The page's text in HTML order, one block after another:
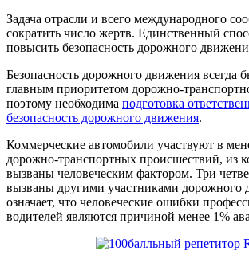
Задача отрасли и всего международного
сократить число жертв. Единственный
повысить безопасность дорожного
Безопасность дорожного движения всегда
главным приоритетом дорожно-
поэтому необходима подготовка
безопасность дорожного движения.
Коммерческие автомобили участвуют в
дорожно-транспортных происшествий, из
вызваны человеческим фактором. Три
вызваны другими участниками дорожного
означает, что человеческие ошибки
водителей являются причиной менее 1%